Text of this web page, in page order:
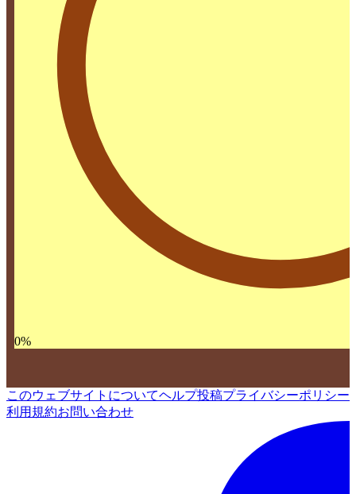
0%
このウェブサイトについてヘルプ投稿プライバシーポリシー
利用規約お問い合わせ